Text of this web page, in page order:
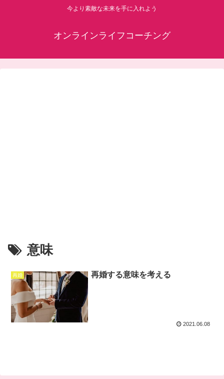
今より素敵な未来を手に入れよう
オンラインライフコーチング
意味
再婚 再婚する意味を考える
2021.06.08